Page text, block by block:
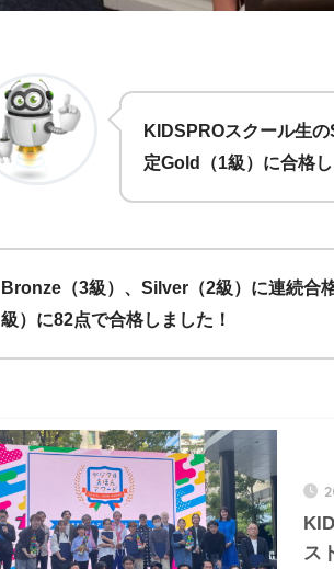
KIDSPROスクール生
定Gold（1級）に合格
Bronze（3級）、Silver（2級）に連続合
級）に82点で合格しました！
ス